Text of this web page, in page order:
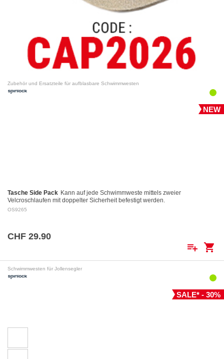
Zubehör und Ersatzteile für aufblasbare Schwimmwesten
NEW
Tasche Side Pack Kann auf jede Schwimmweste mittels zweier
Velcroschlaufen mit doppelter Sicherheit befestigt werden.
OS9265
CHF 29.90
playlist_add shopping_cart
Schwimmwesten für Jollensegler
SALE* - 30%